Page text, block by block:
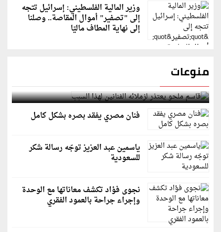
وزير المالية الفلسطيني: إسرائيل تتجه
إلى "تصفير" أموال المقاصة.. وصلنا
إلى نهاية المطاف ماليًا
منوعات
قاسم ملحو يعتذر لزملائه الفنانين لهذا السبب
فنان مصري يفقد بصره بشكل كامل
ياسمين عبد العزيز توجّه رسالة شكر
للسعودية
نجوى فؤاد تكشف معاناتها مع الوحدة
وإجراء جراحة بالعمود الفقري